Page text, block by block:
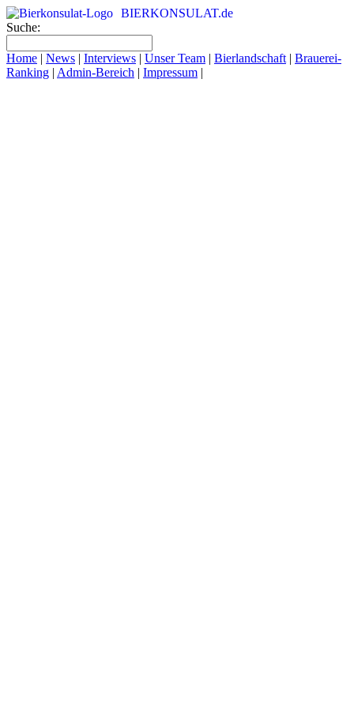
BIERKONSULAT.de
Suche:
Home | News | Interviews | Unser Team | Bierlandschaft | Brauerei-
Ranking | Admin-Bereich | Impressum |